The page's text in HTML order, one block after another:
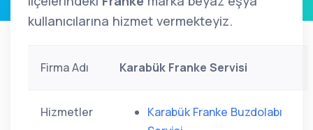
kullanıcılarına hizmet vermekteyiz.
Firma Adı Karabük Franke Servisi
Hizmetler
Karabük Franke Buzdolabı